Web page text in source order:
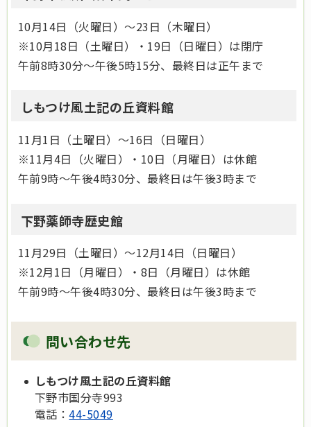
10月14日（火曜日）～23日（木曜日）
※10月18日（土曜日）・19日（日曜日）は閉庁
午前8時30分～午後5時15分、最終日は正午まで
しもつけ風土記の丘資料館
11月1日（土曜日）～16日（日曜日）
※11月4日（火曜日）・10日（月曜日）は休館
午前9時～午後4時30分、最終日は午後3時まで
下野薬師寺歴史館
11月29日（土曜日）～12月14日（日曜日）
※12月1日（月曜日）・8日（月曜日）は休館
午前9時～午後4時30分、最終日は午後3時まで
問い合わせ先
しもつけ風土記の丘資料館
下野市国分寺993
電話：44-5049